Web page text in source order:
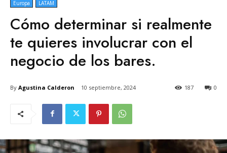
Europa LATAM
Cómo determinar si realmente
te quieres involucrar con el
negocio de los bares.
By Agustina Calderon 10 septiembre, 2024 0
187